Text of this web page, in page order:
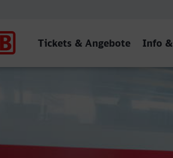
Tickets & Angebote Info &
Hbf (S) -